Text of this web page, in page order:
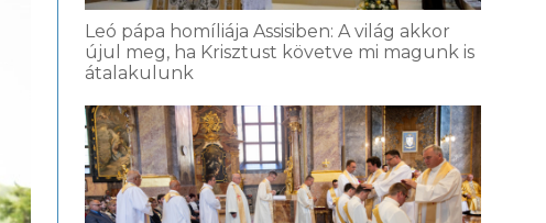
Leó pápa homíliája Assisiben: A világ akkor
újul meg, ha Krisztust követve mi magunk is
átalakulunk